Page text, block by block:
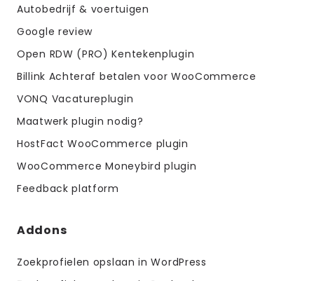
Autobedrijf & voertuigen
Google review
Open RDW (PRO) Kentekenplugin
Billink Achteraf betalen voor WooCommerce
VONQ Vacatureplugin
Maatwerk plugin nodig?
HostFact WooCommerce plugin
WooCommerce Moneybird plugin
Feedback platform
Addons
Zoekprofielen opslaan in WordPress